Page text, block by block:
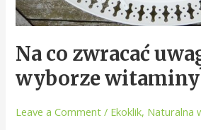
Na co zwracać
wyborze
Leave a Comment / Ekoklik, Naturalna